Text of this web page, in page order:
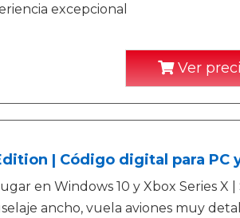
excepcional
Ver
| Código digital para PC y
en Windows 10 y Xbox Series X |
ancho, vuela aviones muy